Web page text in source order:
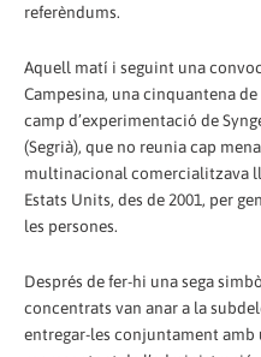
referèndums.
Aquell matí i seguint una
Campesina, una cinquantena
camp d’experimentació de
(Segrià), que no reunia cap
multinacional comercialitzava
Estats Units, des de 2001, per
les persones.
Després de fer-hi una sega
concentrats van anar a la
entregar-les conjuntament amb